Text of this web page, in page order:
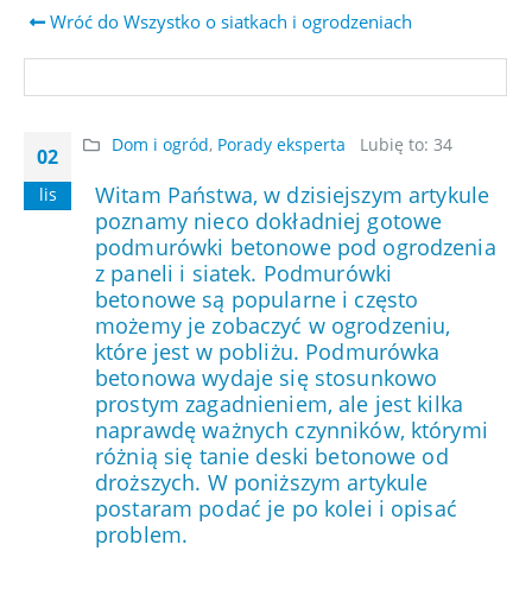
Wróć do Wszystko o siatkach i ogrodzeniach
02
lis
Dom i ogród, Porady eksperta Lubię to: 34
Witam Państwa, w dzisiejszym artykule
poznamy nieco dokładniej gotowe
podmurówki betonowe pod ogrodzenia
z paneli i siatek. Podmurówki
betonowe są popularne i często
możemy je zobaczyć w ogrodzeniu,
które jest w pobliżu. Podmurówka
betonowa wydaje się stosunkowo
prostym zagadnieniem, ale jest kilka
naprawdę ważnych czynników, którymi
różnią się tanie deski betonowe od
droższych. W poniższym artykule
postaram podać je po kolei i opisać
problem.